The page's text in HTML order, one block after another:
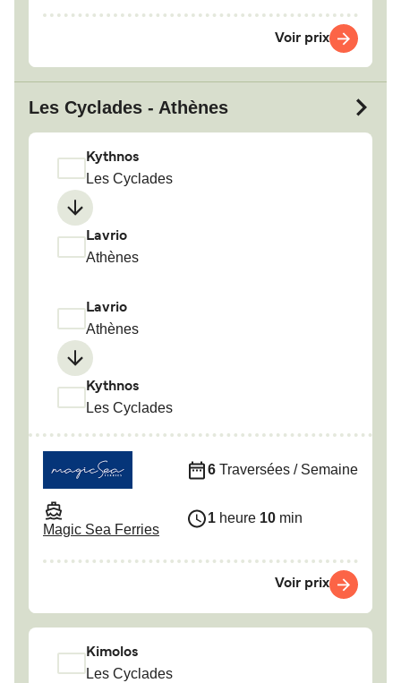
Voir prix
Les Cyclades - Athènes
Kythnos
Les Cyclades
Lavrio
Athènes
Lavrio
Athènes
Kythnos
Les Cyclades
Magic Sea Ferries
6 Traversées / Semaine
1 heure 10 min
Voir prix
Kimolos
Les Cyclades